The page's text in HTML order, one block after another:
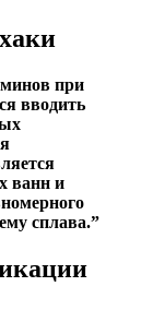
при
вводить
ванн и
сплава.”